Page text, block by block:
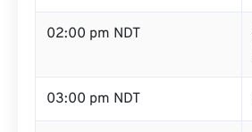
02:00 pm NDT
03:00 pm NDT